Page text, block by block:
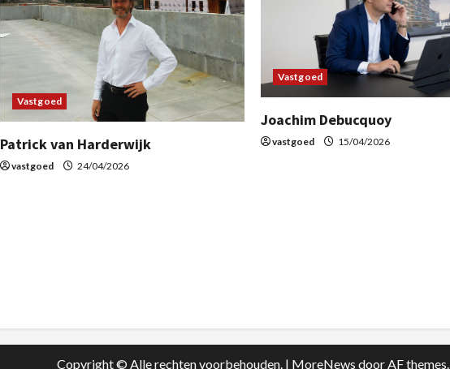
Vastgoed
Patrick van Harderwijk
vastgoed 24/04/2026
Vastgoed
Joachim Debucquoy
vastgoed 15/04/2026
Copyright © Alle rechten voorbehouden. | MoreNews door AF themes.